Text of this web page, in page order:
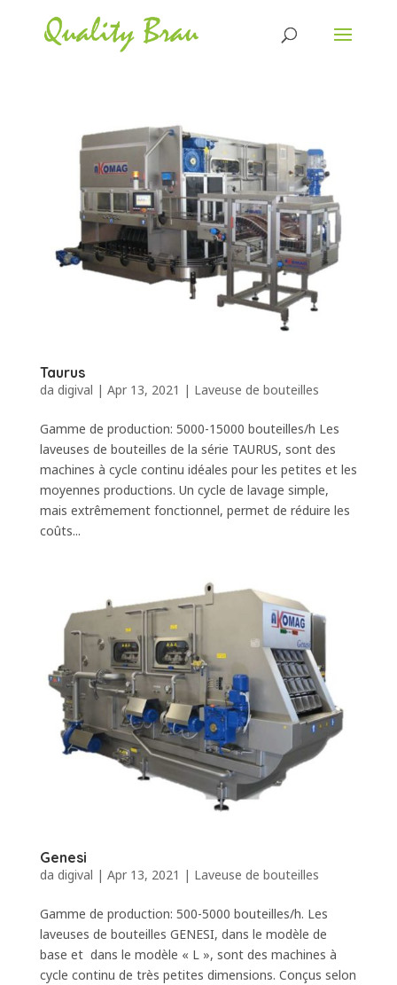
Taurus
da digival | Apr 13, 2021 | Laveuse de bouteilles
Gamme de production: 5000-15000 bouteilles/h Les
laveuses de bouteilles de la série TAURUS, sont des
machines à cycle continu idéales pour les petites et les
moyennes productions. Un cycle de lavage simple,
mais extrêmement fonctionnel, permet de réduire les
coûts...
Genesi
da digival | Apr 13, 2021 | Laveuse de bouteilles
Gamme de production: 500-5000 bouteilles/h. Les
laveuses de bouteilles GENESI, dans le modèle de
base et dans le modèle « L », sont des machines à
cycle continu de très petites dimensions. Conçus selon